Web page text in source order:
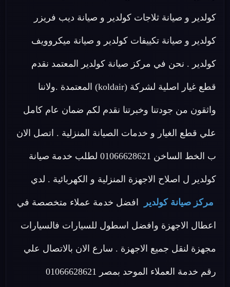
كولدير و صيانة ثلاجات كولدير و صيانة ديب فريزر
كولدير و صيانة تكييفات كولدير و صيانة ميكروويف
كولدير . نحن في مركز صيانة كولدير المعتمد نقدم
قطع غيار اصلية لشركة (koldair) المعتمدة .ولاننا
واثقون من جودتنا وخبرتنا نقدم لكم ضمان عام كامل
علي قطع الغيار و خدمات الصيانة المنزلية . اتصل الان
ب الخط الساخن 01066628621 لطلب خدمة صيانة
كولدير ل اصلاح الاجهزة المنزلية و الكهربائية . لدي
مركز صيانة كولدير افضل خدمة عملاء متخصصة في
اعطال الاجهزة وافضل اسطول للسيارات فالسيارات
مجهزة لنقل جميع الاجهزة . سارع الان بالاتصال علي
رقم خدمة العملاء الموحد بمصر 01066628621